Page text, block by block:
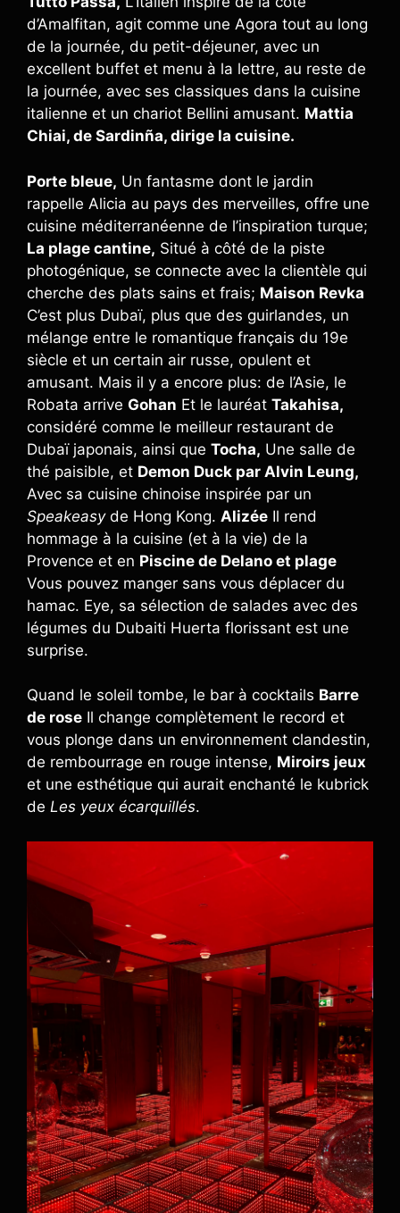
d’Amalfitan, agit comme une Agora tout au long
de la journée, du petit-déjeuner, avec un
excellent buffet et menu à la lettre, au reste de
la journée, avec ses classiques dans la cuisine
italienne et un chariot Bellini amusant. Mattia
Chiai, de Sardinña, dirige la cuisine.
Porte bleue, Un fantasme dont le jardin
rappelle Alicia au pays des merveilles, offre une
cuisine méditerranéenne de l’inspiration turque;
La plage cantine, Situé à côté de la piste
photogénique, se connecte avec la clientèle qui
cherche des plats sains et frais; Maison Revka
C’est plus Dubaï, plus que des guirlandes, un
mélange entre le romantique français du 19e
siècle et un certain air russe, opulent et
amusant. Mais il y a encore plus: de l’Asie, le
Robata arrive Gohan Et le lauréat Takahisa,
considéré comme le meilleur restaurant de
Dubaï japonais, ainsi que Tocha, Une salle de
thé paisible, et Demon Duck par Alvin Leung,
Avec sa cuisine chinoise inspirée par un
Speakeasyde Hong Kong. Alizée Il rend
hommage à la cuisine (et à la vie) de la
Provence et en Piscine de Delano et plage
Vous pouvez manger sans vous déplacer du
hamac. Eye, sa sélection de salades avec des
légumes du Dubaiti Huerta florissant est une
surprise.
Quand le soleil tombe, le bar à cocktails Barre
de rose Il change complètement le record et
vous plonge dans un environnement clandestin,
de rembourrage en rouge intense, Miroirs jeux
et une esthétique qui aurait enchanté le kubrick
de Les yeux écarquillés.